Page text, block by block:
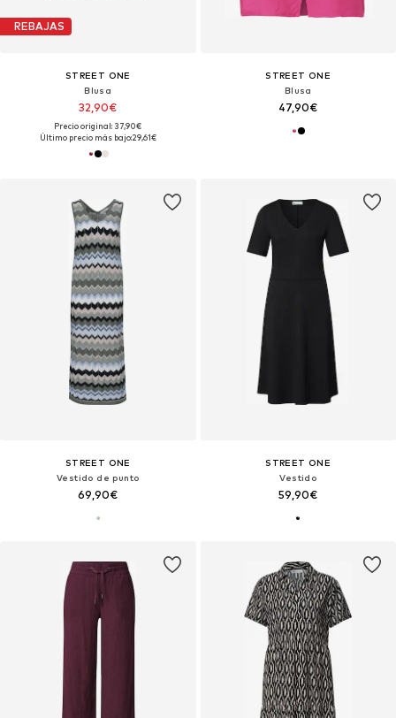
REBAJAS
STREET ONE
Blusa
32,90€
Precio original: 37,90€
Último precio más bajo:29,61€
STREET ONE
Blusa
47,90€
STREET ONE
Vestido de punto
69,90€
STREET ONE
Vestido
59,90€